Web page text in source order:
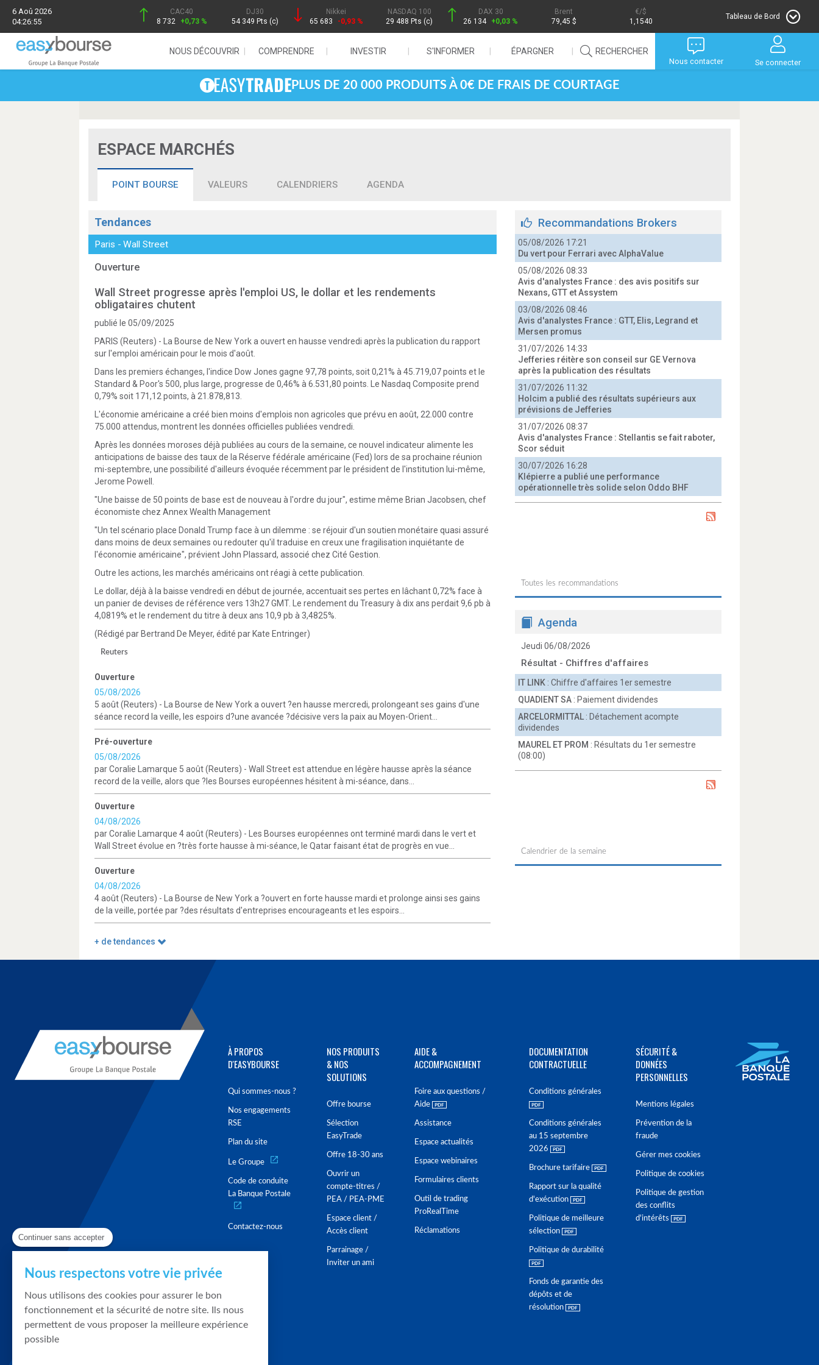
6 Aoû 2026
04:26:55
CAC40
8 732
+0,73 %
DJ30
54 349 Pts (c)
Nikkei
65 683
-0,93 %
NASDAQ 100
29 488 Pts (c)
DAX 30
26 134 +0,03 %
Brent
79,45 $
/$
1,1540
Tableau de Bord
NOUS DÉCOUVRIR COMPRENDRE INVESTIR S'INFORMER ÉPARGNER RECHERCHER
Nous contacter Se connecter
PLUS DE 20 000 PRODUITS À 0€ DE FRAIS DE COURTAGE
ESPACE MARCHÉS
POINT BOURSE VALEURS CALENDRIERS AGENDA
Tendances
Paris - Wall Street
Ouverture
Wall Street progresse après l'emploi US, le dollar et les rendements
obligataires chutent
publié le 05/09/2025
PARIS (Reuters) - La Bourse de New York a ouvert en hausse vendredi après la publication du rapport
sur l'emploi américain pour le mois d'août.
Dans les premiers échanges, l'indice Dow Jones gagne 97,78 points, soit 0,21% à 45.719,07 points et le
Standard & Poor's 500, plus large, progresse de 0,46% à 6.531,80 points. Le Nasdaq Composite prend
0,79% soit 171,12 points, à 21.878,813.
L'économie américaine a créé bien moins d'emplois non agricoles que prévu en août, 22.000 contre
75.000 attendus, montrent les données officielles publiées vendredi.
Après les données moroses déjà publiées au cours de la semaine, ce nouvel indicateur alimente les
anticipations de baisse des taux de la Réserve fédérale américaine (Fed) lors de sa prochaine réunion
mi-septembre, une possibilité d'ailleurs évoquée récemment par le président de l'institution lui-même,
Jerome Powell.
"Une baisse de 50 points de base est de nouveau à l'ordre du jour", estime même Brian Jacobsen, chef
économiste chez Annex Wealth Management
"Un tel scénario place Donald Trump face à un dilemme : se réjouir d'un soutien monétaire quasi assuré
dans moins de deux semaines ou redouter qu'il traduise en creux une fragilisation inquiétante de
l'économie américaine", prévient John Plassard, associé chez Cité Gestion.
Outre les actions, les marchés américains ont réagi à cette publication.
Le dollar, déjà à la baisse vendredi en début de journée, accentuait ses pertes en lâchant 0,72% face à
un panier de devises de référence vers 13h27 GMT. Le rendement du Treasury à dix ans perdait 9,6 pb à
4,0819% et le rendement du titre à deux ans 10,9 pb à 3,4825%.
(Rédigé par Bertrand De Meyer, édité par Kate Entringer)
Reuters
Ouverture
05/08/2026
5 août (Reuters) - La Bourse de New York a ouvert ?en hausse mercredi, prolongeant ses gains d'une
séance record la veille, les espoirs d?une avancée ?décisive vers la paix au Moyen-Orient...
Pré-ouverture
05/08/2026
par Coralie Lamarque 5 août (Reuters) - Wall Street est attendue en légère hausse après la séance
record de la veille, alors que ?les Bourses européennes hésitent à mi-séance, dans...
Ouverture
04/08/2026
par Coralie Lamarque 4 août (Reuters) - Les Bourses européennes ont terminé mardi dans le vert et
Wall Street évolue en ?très forte hausse à mi-séance, le Qatar faisant état de progrès en vue...
Ouverture
04/08/2026
4 août (Reuters) - La Bourse de New York a ?ouvert en forte hausse mardi et prolonge ainsi ses gains
de la veille, portée par ?des résultats d'entreprises encourageants et les espoirs...
+ de tendances
Recommandations Brokers
05/08/2026 17:21
Du vert pour Ferrari avec AlphaValue
05/08/2026 08:33
Avis d'analystes France : des avis positifs sur
Nexans, GTT et Assystem
03/08/2026 08:46
Avis d'analystes France : GTT, Elis, Legrand et
Mersen promus
31/07/2026 14:33
Jefferies réitère son conseil sur GE Vernova
après la publication des résultats
31/07/2026 11:32
Holcim a publié des résultats supérieurs aux
prévisions de Jefferies
31/07/2026 08:37
Avis d'analystes France : Stellantis se fait raboter,
Scor séduit
30/07/2026 16:28
Klépierre a publié une performance
opérationnelle très solide selon Oddo BHF
Toutes les recommandations
Agenda
Jeudi 06/08/2026
Résultat - Chiffres d'affaires
IT LINK : Chiffre d'affaires 1er semestre
QUADIENT SA : Paiement dividendes
ARCELORMITTAL : Détachement acompte
dividendes
MAUREL ET PROM : Résultats du 1er semestre
(08:00)
Calendrier de la semaine
À PROPOS
D'EASYBOURSE
Qui sommes-nous ?
Nos engagements
RSE
Plan du site
Le Groupe
Code de conduite
La Banque Postale
Contactez-nous
NOS PRODUITS
& NOS
SOLUTIONS
Offre bourse
Sélection
EasyTrade
Offre 18-30 ans
Ouvrir un
compte-titres /
PEA / PEA-PME
Espace client /
Accès client
Parrainage /
Inviter un ami
AIDE &
ACCOMPAGNEMENT
Foire aux questions /
Aide
Assistance
Espace actualités
Espace webinaires
Formulaires clients
Outil de trading
ProRealTime
Réclamations
DOCUMENTATION
CONTRACTUELLE
Conditions générales
Conditions générales
au 15 septembre
2026
Brochure tarifaire
Rapport sur la qualité
d'exécution
Politique de meilleure
sélection
Politique de durabilité
Fonds de garantie des
dépôts et de
résolution
SÉCURITÉ &
DONNÉES
PERSONNELLES
Mentions légales
Prévention de la
fraude
Gérer mes cookies
Politique de cookies
Politique de gestion
des conflits
d'intérêts
Continuer sans accepter
Nous respectons votre vie privée
Nous utilisons des cookies pour assurer le bon
fonctionnement et la sécurité de notre site. Ils nous
permettent de vous proposer la meilleure expérience
possible